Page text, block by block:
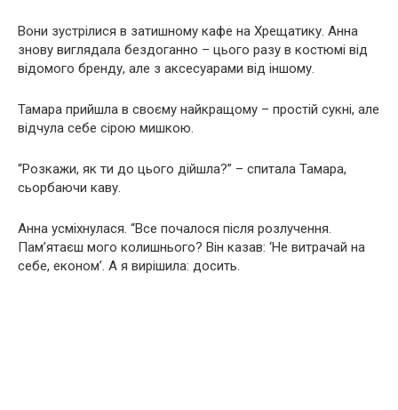
Вони зустрілися в затишному кафе на Хрещатику. Анна
знову виглядала бездоганно – цього разу в костюмі від
відомого бренду, але з аксесуарами від іншому.
Тамара прийшла в своєму найкращому – простій сукні, але
відчула себе сірою мишкою.
“Розкажи, як ти до цього дійшла?” – спитала Тамара,
сьорбаючи каву.
Анна усміхнулася. “Все почалося після розлучення.
Пам’ятаєш мого колишнього? Він казав: ‘Не витрачай на
себе, економ’. А я вирішила: досить.